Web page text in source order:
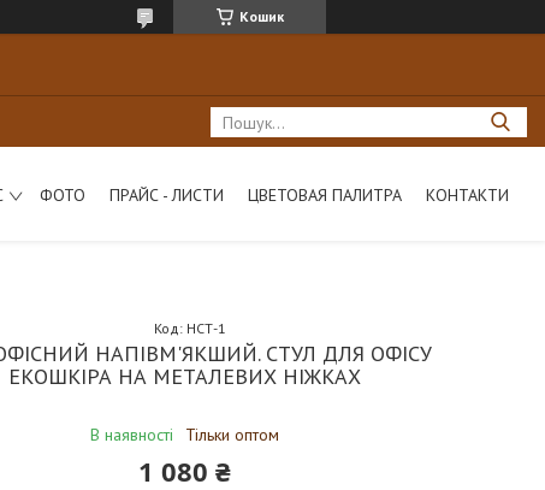
Кошик
ФОТО ПРАЙС - ЛИСТИ ЦВЕТОВАЯ ПАЛИТРА КОНТАКТИ
НАПІВМ'ЯКШИЙ. СТУЛ ДЛЯ ОФІСУ
ЕКОШКІРА НА МЕТАЛЕВИХ НІЖКАХ
В наявності Тільки оптом
Код: НСТ-1
1 080 ₴